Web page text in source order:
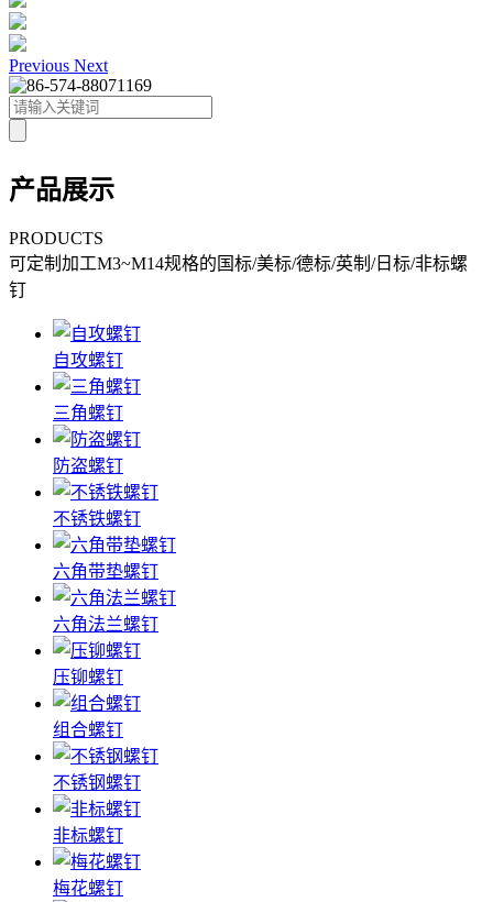
Previous Next
产品展示
PRODUCTS
可定制加工M3~M14规格的国标/美标/德标/英制/日标/非标螺
钉
自攻螺钉
三角螺钉
防盗螺钉
不锈铁螺钉
六角带垫螺钉
六角法兰螺钉
压铆螺钉
组合螺钉
不锈钢螺钉
非标螺钉
梅花螺钉